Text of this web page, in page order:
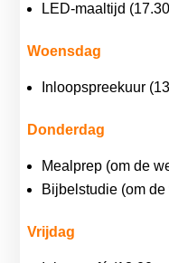
LED-maaltijd
Woensdag
Inloopspreekuur
Donderdag
Mealprep (om de
Bijbelstudie (om
Vrijdag